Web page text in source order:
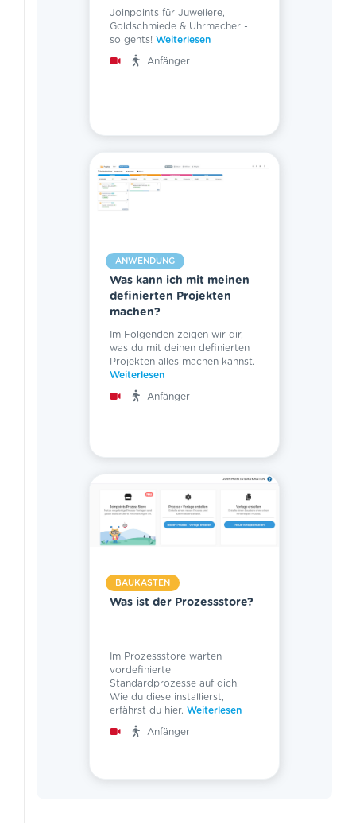
Joinpoints für Juweliere,
Goldschmiede & Uhrmacher -
so gehts! Weiterlesen
Anfänger
ANWENDUNG
Was kann ich mit meinen
definierten Projekten
machen?
Im Folgenden zeigen wir dir,
was du mit deinen definierten
Projekten alles machen kannst.
Weiterlesen
Anfänger
BAUKASTEN
Was ist der Prozessstore?
Im Prozessstore warten
vordefinierte
Standardprozesse auf dich.
Wie du diese installierst,
erfährst du hier. Weiterlesen
Anfänger